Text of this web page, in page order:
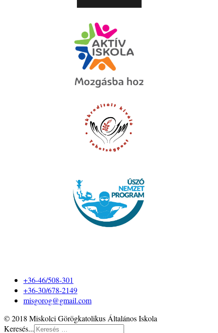
+36-46/508-301
+36-30/678-2149
misgorog@gmail.com
© 2018 Miskolci Görögkatolikus Általános Iskola
Keresés...